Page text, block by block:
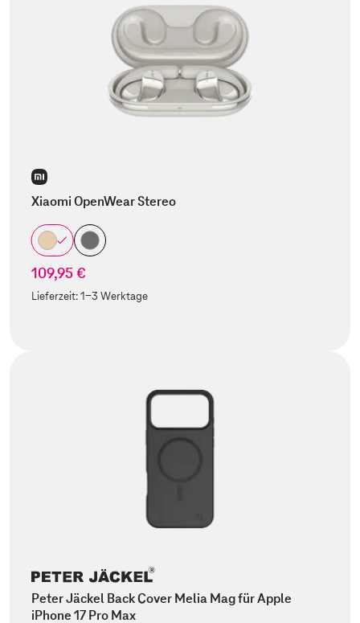
Xiaomi OpenWear Stereo
109,95 €
Lieferzeit:1-3 Werktage
Peter Jäckel Back Cover Melia Mag für Apple
iPhone 17 Pro Max